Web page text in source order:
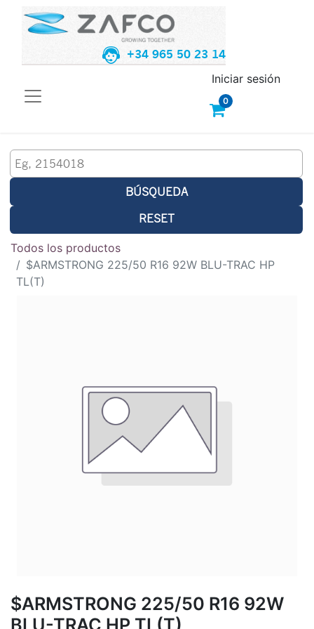
+34 965 50 23 14
0
Iniciar sesión
BÚSQUEDA
RESET
Todos los productos
$ARMSTRONG 225/50 R16 92W BLU-TRAC HP
TL(T)
$ARMSTRONG 225/50 R16 92W
BLU-TRAC HP TL(T)